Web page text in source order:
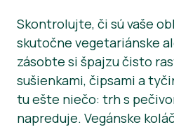
Skontrolujte, či sú vaše
skutočne vegetariánske
zásobte si špajzu čisto
sušienkami, čipsami a
tu ešte niečo: trh s
napreduje. Vegánske